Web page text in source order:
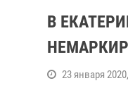
В
23 января